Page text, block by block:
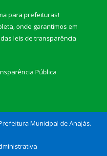
para prefeituras!
onde garantimos em
leis de transparência
Pública
Municipal de Anajás.